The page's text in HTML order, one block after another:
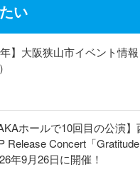
い
年】大阪狭山市イベント情
ホールで10回目の公演
Release Concert「Gratitude
年9月26日に開催！